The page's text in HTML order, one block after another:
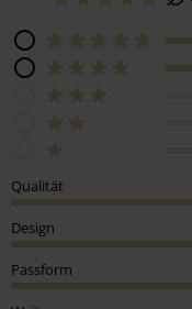
Qualität
Design
Passform